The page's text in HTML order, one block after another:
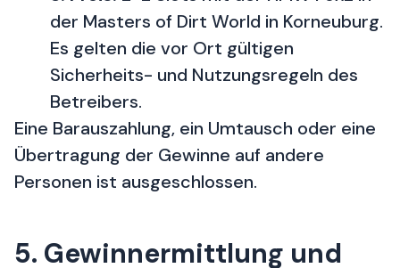
der Masters of Dirt World in Korneuburg.
Es gelten die vor Ort gültigen
Sicherheits- und Nutzungsregeln des
Betreibers.
Eine Barauszahlung, ein Umtausch oder eine
Übertragung der Gewinne auf andere
Personen ist ausgeschlossen.
5. Gewinnermittlung und